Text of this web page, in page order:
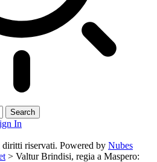
In
riservati. Powered by Nubes
> Valtur Brindisi, regia a Maspero: